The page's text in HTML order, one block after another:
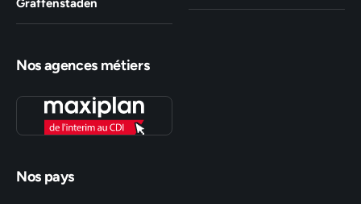
Nos agences métiers
Nos pays